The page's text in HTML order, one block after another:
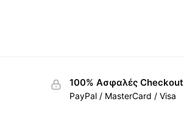
100% Ασφαλές Checkout
PayPal / MasterCard / Visa